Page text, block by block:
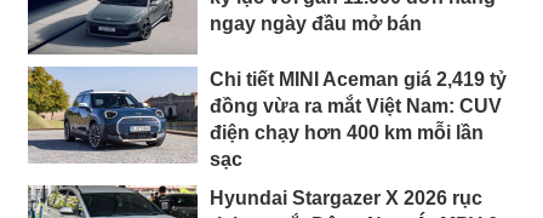
ngay ngày đầu mở bán
Chi tiết MINI Aceman giá 2,419 tỷ
đồng vừa ra mắt Việt Nam: CUV
điện chạy hơn 400 km mỗi lần
sạc
Hyundai Stargazer X 2026 rục